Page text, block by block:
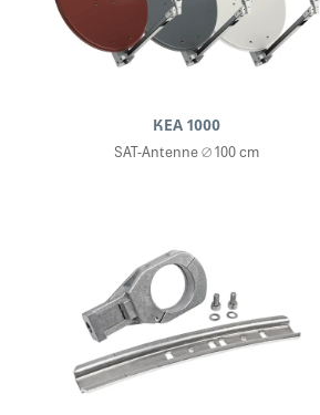
KEA 1000
SAT-Antenne ∅ 100 cm